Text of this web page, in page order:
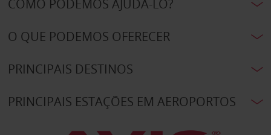
COMO PODEMOS AJUDÁ-LO?
O QUE PODEMOS OFERECER
PRINCIPAIS DESTINOS
PRINCIPAIS ESTAÇÕES EM AEROPORTOS